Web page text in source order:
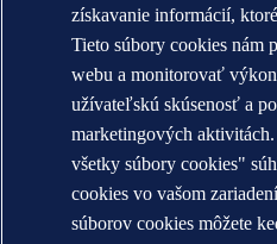
získavanie informácií,
Tieto súbory cookies nám
webu a monitorovať
užívateľskú skúsenosť a
marketingových
všetky súbory cookies"
cookies vo vašom
súborov cookies môžete